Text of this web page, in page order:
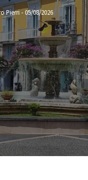
Pierri -05/08/2026